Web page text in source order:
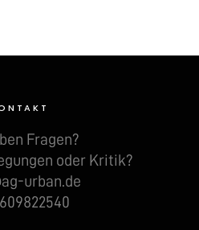
Fra­gen?
oder Kri­tik?
urban.de